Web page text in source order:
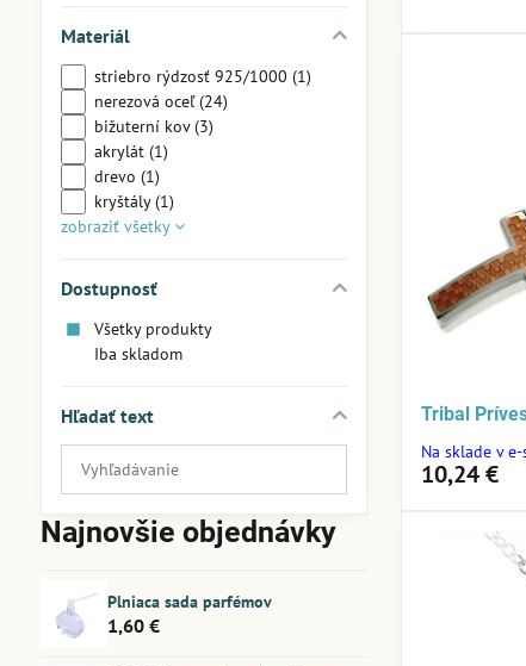
Tribal
Na sklade v
10,24 €
Materiál
striebro rýdzosť 925/1000 (1)
nerezová oceľ (24)
bižuterní kov (3)
akrylát (1)
drevo (1)
kryštály (1)
zobraziť všetky
Dostupnosť
Všetky produkty
Iba skladom
Hľadať text
Prehľadať
výsledky
filtra
fulltextom
Najnovšie objednávky
Plniaca sada parfémov
1,60 €